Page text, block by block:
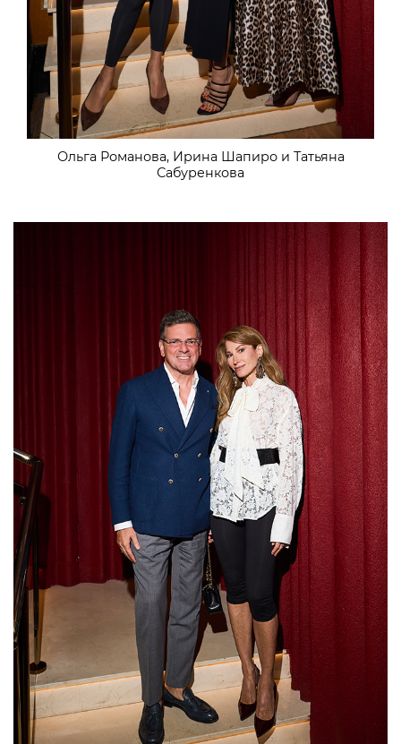
Ольга Романова, Ирина Шапиро и Татьяна
Сабуренкова